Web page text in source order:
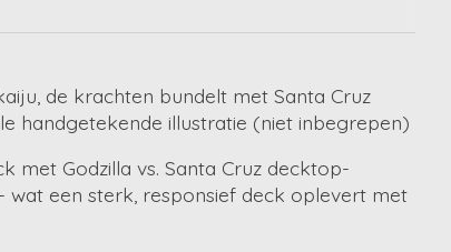
de krachten bundelt met Santa Cruz
handgetekende illustratie (niet inbegrepen)
met Godzilla vs. Santa Cruz decktop-
wat een sterk, responsief deck oplevert met